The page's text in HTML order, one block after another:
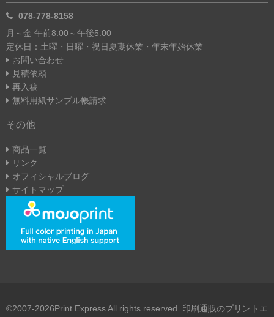
078-778-8158
月～金 午前8:00～午後5:00
定休日：土曜・日曜・祝日 夏期休業・年末年始休業
お問い合わせ
見積依頼
再入稿
無料用紙サンプル帳請求
その他
商品一覧
リンク
オフィシャルブログ
サイトマップ
©2007-2026Print Express All rights reserved. 印刷通販のプリントエ